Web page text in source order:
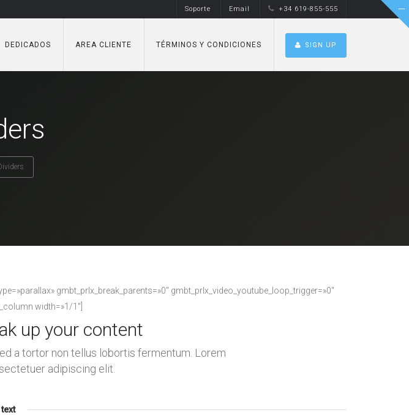
Soporte Email +34 619-855-555
DEDICADOS AREA CLIENTE TÉRMINOS Y CONDICIONES SIGN UP
gmbt_prlx_break_parents=»0″ gmbt_prlx_video_youtube_loop_trigger=»0″
width=»1/1″]
up your content
a tortor non tellus lobortis fermentum. Lorem
adipiscing elit.